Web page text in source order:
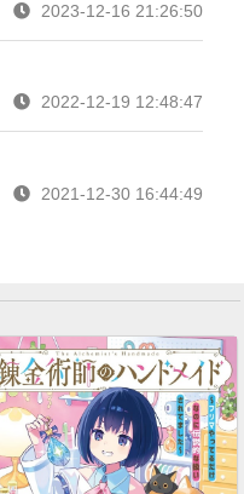
2023-12-16 21:26:50
2022-12-19 12:48:47
2021-12-30 16:44:49